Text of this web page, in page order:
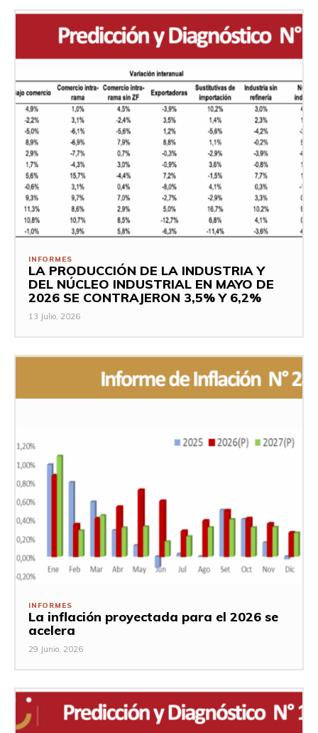
INFORMES
LA PRODUCCIÓN DE LA INDUSTRIA Y
DEL NÚCLEO INDUSTRIAL EN MAYO DE
2026 SE CONTRAJERON 3,5% Y 6,2%
13 Julio, 2026
INFORMES
La inflación proyectada para el 2026 se
acelera
29 Junio, 2026